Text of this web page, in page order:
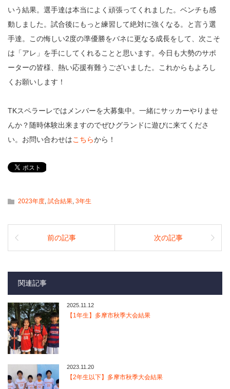
いう結果。選手達は本当によく頑張ってくれました。ベンチも感
動しました。試合後にもっと練習して絶対に強くなる。と言う選
手達。この悔しい2度の準優勝をバネに更なる成長をして、次こそ
は「アレ」を手にしてくれることと思います。今日も大勢のサポ
ーターの皆様、熱い応援有難うございました。これからもよろし
くお願いします！
TKスペラーレではメンバーを大募集中。一緒にサッカーやりませ
んか？随時体験出来ますのでぜひグランドに遊びに来てくださ
い。お問い合わせはこちらから！
2023年度, 試合結果, 3年生
前の記事 次の記事
関連記事
2025.11.12
【1年生】多摩市秋季大会結果
2023.11.20
【2年生以下】多摩市秋季大会結果